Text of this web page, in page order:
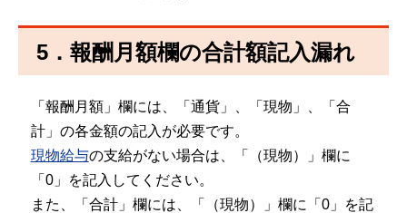
5．報酬月額欄の合計額記入漏れ
「報酬月額」欄には、「通貨」、「現物」、「合
計」の各金額の記入が必要です。
現物給与の支給がない場合は、「（現物）」欄に
「0」を記入してください。
また、「合計」欄には、「（現物）」欄に「0」を記